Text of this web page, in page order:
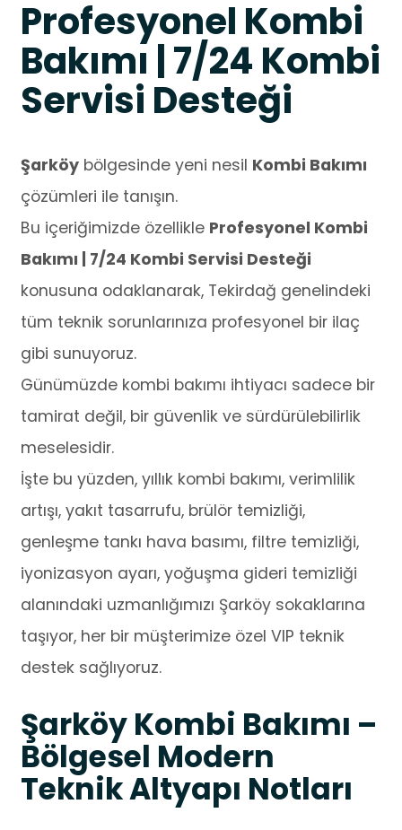
Profesyonel Kombi
Bakımı | 7/24 Kombi
Servisi Desteği
Şarköy bölgesinde yeni nesil Kombi Bakımı
çözümleri ile tanışın.
Bu içeriğimizde özellikle Profesyonel Kombi
Bakımı | 7/24 Kombi Servisi Desteği
konusuna odaklanarak, Tekirdağ genelindeki
tüm teknik sorunlarınıza profesyonel bir ilaç
gibi sunuyoruz.
Günümüzde kombi bakımı ihtiyacı sadece bir
tamirat değil, bir güvenlik ve sürdürülebilirlik
meselesidir.
İşte bu yüzden, yıllık kombi bakımı, verimlilik
artışı, yakıt tasarrufu, brülör temizliği,
genleşme tankı hava basımı, filtre temizliği,
iyonizasyon ayarı, yoğuşma gideri temizliği
alanındaki uzmanlığımızı Şarköy sokaklarına
taşıyor, her bir müşterimize özel VIP teknik
destek sağlıyoruz.
Şarköy Kombi Bakımı –
Bölgesel Modern
Teknik Altyapı Notları